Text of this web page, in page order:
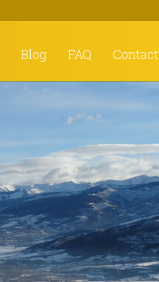
Blog FAQ Contact